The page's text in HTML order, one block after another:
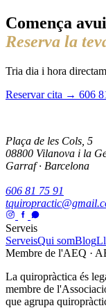
Comença
Reserva la
Tria dia i hora
Reservar cita → 606
Plaça de les Cols, 5
08800 Vilanova i la
Garraf · Barcelona
606 81 75 91
Serveis
ServeisQui somBlog
Membre de l'AEQ ·
La quiropràctica és
membre de
que agrupa